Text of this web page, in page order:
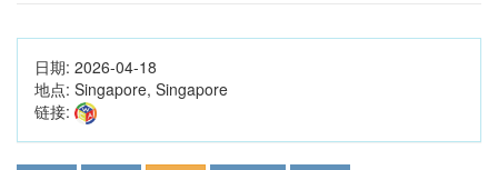
日期: 2026-04-18
地点: Singapore, Singapore
链接: